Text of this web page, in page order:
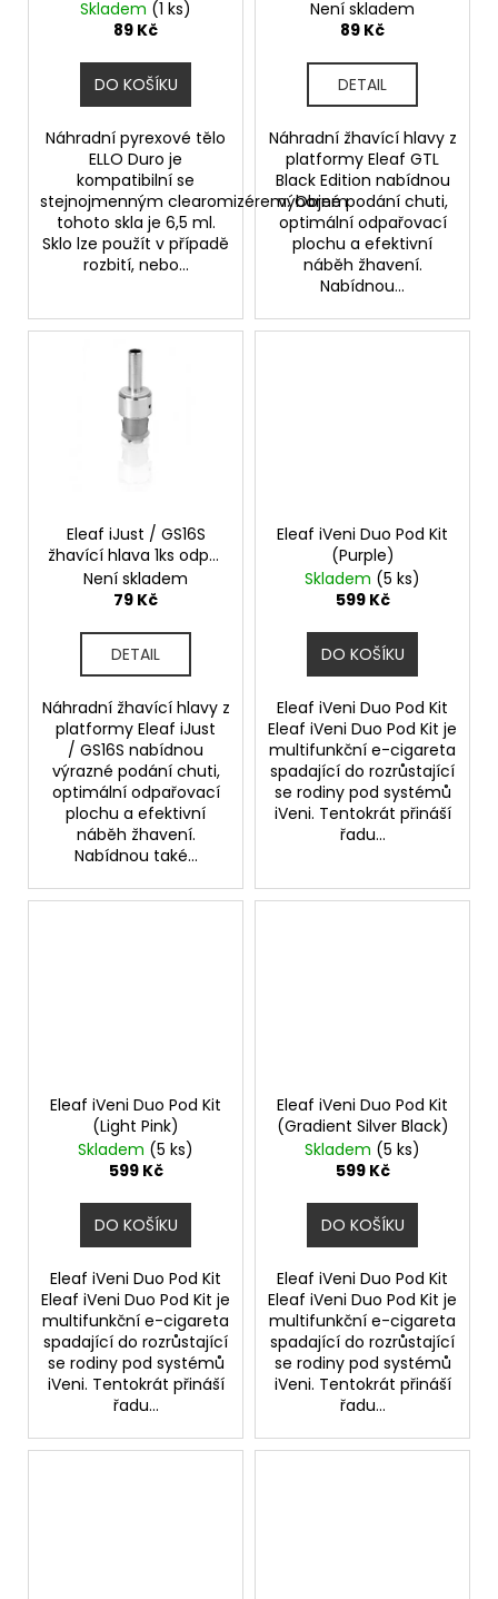
DURO / iJust 3 (6,5ml)
Skladem (1 ks)
89 Kč
DO KOŠÍKU
Náhradní pyrexové tělo
ELLO Duro je
kompatibilní se
stejnojmenným clearomizérem. Objem
tohoto skla je 6,5 ml.
Sklo lze použít v případě
rozbití, nebo...
1,2ohm
Není skladem
89 Kč
DETAIL
Náhradní žhavící hlavy z
platformy Eleaf GTL
Black Edition nabídnou
výborné podání chuti,
optimální odpařovací
plochu a efektivní
náběh žhavení.
Nabídnou...
Eleaf iJust / GS16S
žhavící hlava 1ks odpor
1,6ohm
Není skladem
79 Kč
DETAIL
Náhradní žhavící hlavy z
platformy Eleaf iJust
/ GS16S nabídnou
výrazné podání chuti,
optimální odpařovací
plochu a efektivní
náběh žhavení.
Nabídnou také...
Eleaf iVeni Duo Pod Kit
(Purple)
Skladem (5 ks)
599 Kč
DO KOŠÍKU
Eleaf iVeni Duo Pod Kit
Eleaf iVeni Duo Pod Kit je
multifunkční e-cigareta
spadající do rozrůstající
se rodiny pod systémů
iVeni. Tentokrát přináší
řadu...
Eleaf iVeni Duo Pod Kit
(Light Pink)
Skladem (5 ks)
599 Kč
DO KOŠÍKU
Eleaf iVeni Duo Pod Kit
Eleaf iVeni Duo Pod Kit je
multifunkční e-cigareta
spadající do rozrůstající
se rodiny pod systémů
iVeni. Tentokrát přináší
řadu...
Eleaf iVeni Duo Pod Kit
(Gradient Silver Black)
Skladem (5 ks)
599 Kč
DO KOŠÍKU
Eleaf iVeni Duo Pod Kit
Eleaf iVeni Duo Pod Kit je
multifunkční e-cigareta
spadající do rozrůstající
se rodiny pod systémů
iVeni. Tentokrát přináší
řadu...
GTX
0,8OHM
MESH
ŽHAVÍCÍ
Kč